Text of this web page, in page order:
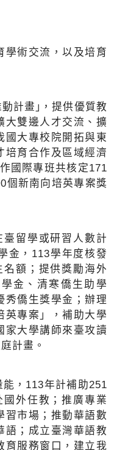
學術交流，以及培育
計畫｣，提供優質教
大雙邊人才交流、擴
國大專校院開拓與東
培育合作及區域經濟
國際專班共核定171
個新南向培英專案獎
留學或研習人數計
金，113學年度核發
額；提供獎勵海外
金、清寒僑生助學
秀僑生獎學金；辦理
英專案」，補助大學
家大學講師來臺攻讀
計畫。
，113年計補助251
外任教；推廣專業
習市場；推動華語數
語；成立臺灣華語教
育服務窗口，建立我